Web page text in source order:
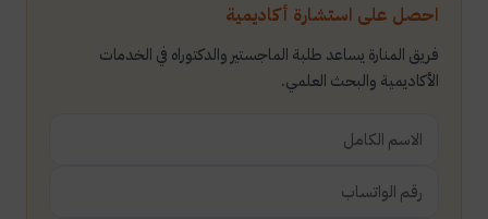
احصل على استشارة أكاديمية
فريق المنارة يساعد طلبة الماجستير والدكتوراه في الخدمات
الأكاديمية والبحث العلمي.